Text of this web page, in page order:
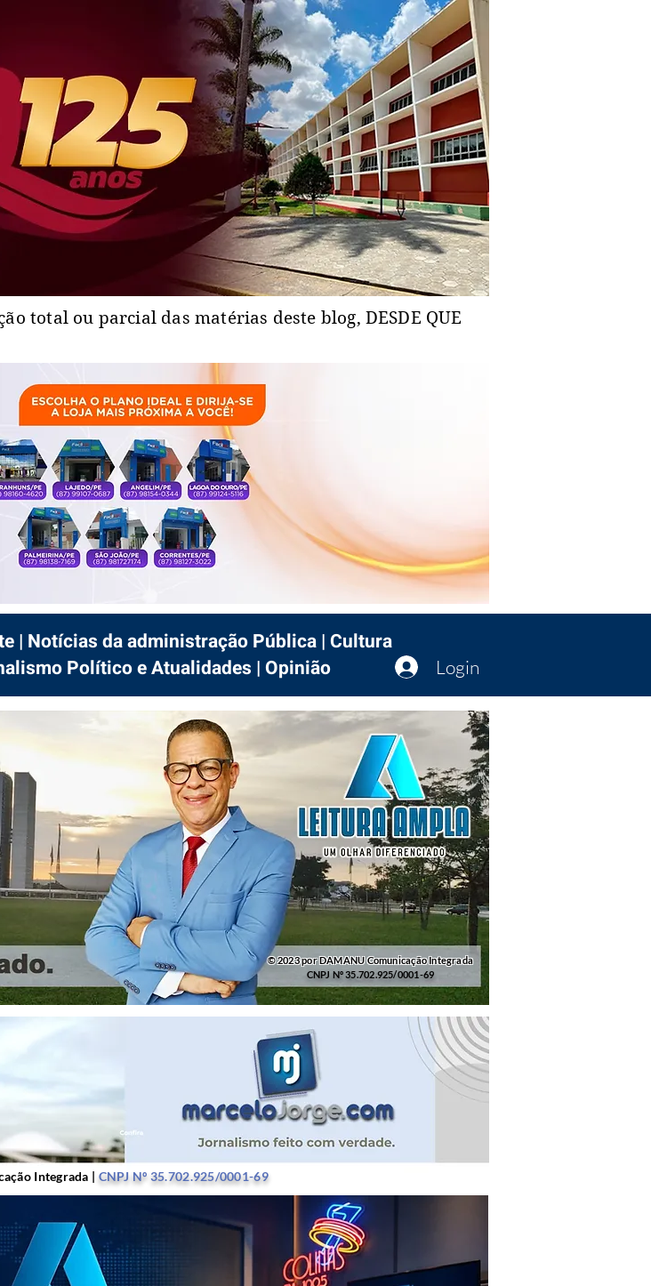
total ou parcial das matérias deste blog, DESDE QUE
Login
| Notícias da administração Pública | Cultura
Político e Atualidades | Opinião
© 2023 por DAMANU Comunicação Integrada
CNPJ Nº 35.702.925/0001-69
Integrada | CNPJ Nº 35.702.925/0001-69
Integrada | CNPJ Nº 35.702.925/0001-69